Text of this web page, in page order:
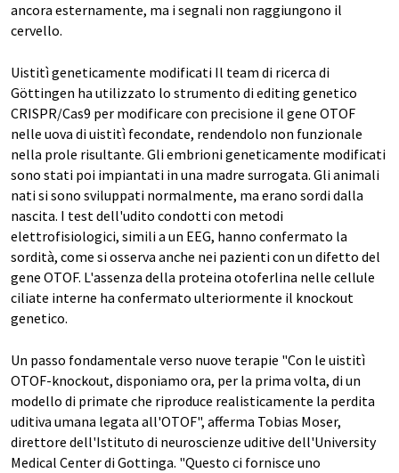
ancora esternamente, ma i segnali non raggiungono il
cervello.
Uistitì geneticamente modificati Il team di ricerca di
Göttingen ha utilizzato lo strumento di editing genetico
CRISPR/Cas9 per modificare con precisione il gene OTOF
nelle uova di uistitì fecondate, rendendolo non funzionale
nella prole risultante. Gli embrioni geneticamente modificati
sono stati poi impiantati in una madre surrogata. Gli animali
nati si sono sviluppati normalmente, ma erano sordi dalla
nascita. I test dell'udito condotti con metodi
elettrofisiologici, simili a un EEG, hanno confermato la
sordità, come si osserva anche nei pazienti con un difetto del
gene OTOF. L'assenza della proteina otoferlina nelle cellule
ciliate interne ha confermato ulteriormente il knockout
genetico.
Un passo fondamentale verso nuove terapie "Con le uistitì
OTOF-knockout, disponiamo ora, per la prima volta, di un
modello di primate che riproduce realisticamente la perdita
uditiva umana legata all'OTOF", afferma Tobias Moser,
direttore dell'Istituto di neuroscienze uditive dell'University
Medical Center di Gottinga. "Questo ci fornisce uno